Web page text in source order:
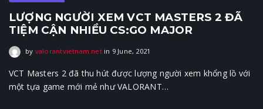
E-Sports
LƯỢNG NGƯỜI XEM VCT MASTERS 2 ĐÃ
TIỆM CẬN NHIỀU CS:GO MAJOR
by valorantvietnam.netin 9 June, 2021
VCT Masters 2 đã thu hút được lượng người xem khổng lồ với
một tựa game mới mẻ như VALORANT…